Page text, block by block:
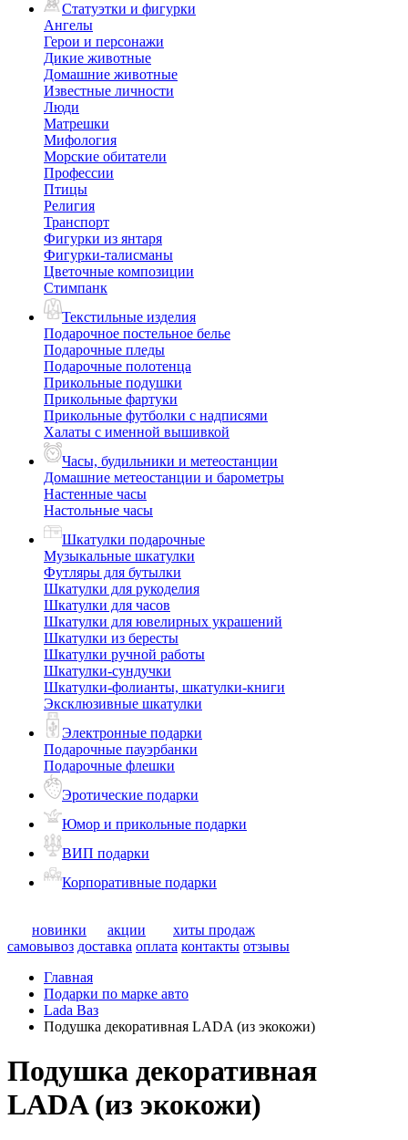
Статуэтки и фигурки
Ангелы
Герои и персонажи
Дикие животные
Домашние животные
Известные личности
Люди
Матрешки
Мифология
Морские обитатели
Профессии
Птицы
Религия
Транспорт
Фигурки из янтаря
Фигурки-талисманы
Цветочные композиции
Стимпанк
Текстильные изделия
Подарочное постельное белье
Подарочные пледы
Подарочные полотенца
Прикольные подушки
Прикольные фартуки
Прикольные футболки с надписями
Халаты с именной вышивкой
Часы, будильники и метеостанции
Домашние метеостанции и барометры
Настенные часы
Настольные часы
Шкатулки подарочные
Музыкальные шкатулки
Футляры для бутылки
Шкатулки для рукоделия
Шкатулки для часов
Шкатулки для ювелирных украшений
Шкатулки из бересты
Шкатулки ручной работы
Шкатулки-сундучки
Шкатулки-фолианты, шкатулки-книги
Эксклюзивные шкатулки
Электронные подарки
Подарочные пауэрбанки
Подарочные флешки
Эротические подарки
Юмор и прикольные подарки
ВИП подарки
Корпоративные подарки
новинки акции
хиты продаж
самовывоз доставка оплата контакты отзывы
Главная
Подарки по марке авто
Lada Ваз
Подушка декоративная LADA (из экокожи)
Подушка декоративная
LADA (из экокожи)